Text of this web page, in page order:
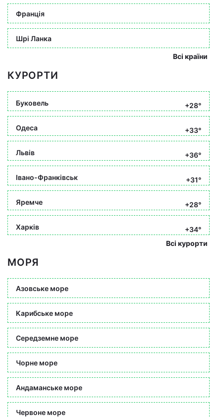
Франція
Шрі Ланка
Всі країни
КУРОРТИ
Буковель +28°
Одеса +33°
Львів +36°
Івано-Франківськ +31°
Яремче +28°
Харків
+34°
Всі курорти
МОРЯ
Азовське море
Карибське море
Середземне море
Чорне море
Андаманське море
Червоне море